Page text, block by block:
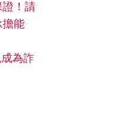
證！請
擔能
為詐